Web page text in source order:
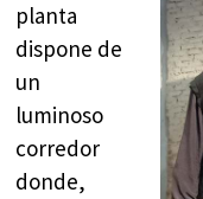
planta
dispone de
un
luminoso
corredor
donde,